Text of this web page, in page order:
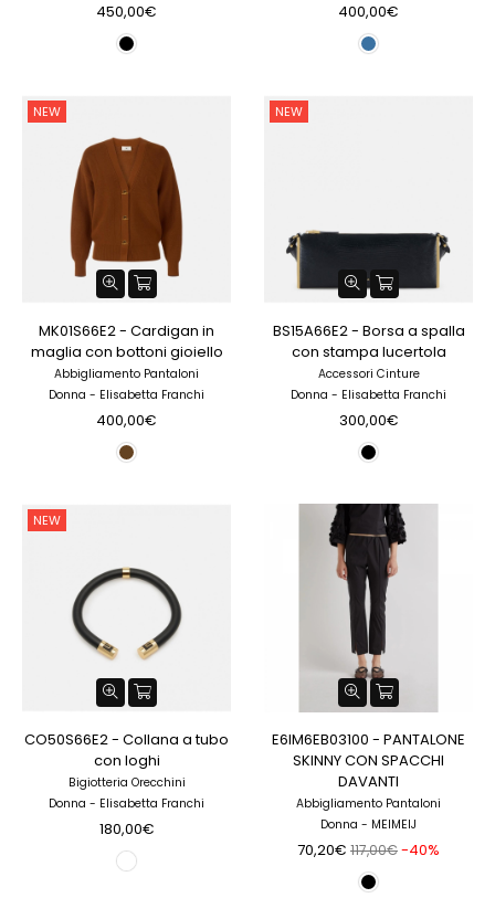
450,00€ 400,00€
NEW
MK01S66E2 - Cardigan in
maglia con bottoni gioiello
Abbigliamento Pantaloni
Donna - Elisabetta Franchi
400,00€
NEW
BS15A66E2 - Borsa a spalla
con stampa lucertola
Accessori Cinture
Donna - Elisabetta Franchi
300,00€
NEW
CO50S66E2 - Collana a tubo
con loghi
Bigiotteria Orecchini
Donna - Elisabetta Franchi
180,00€
E6IM6EB03100 - PANTALONE
SKINNY CON SPACCHI
DAVANTI
Abbigliamento Pantaloni
Donna - MEIMEIJ
70,20€ 117,00€-40%